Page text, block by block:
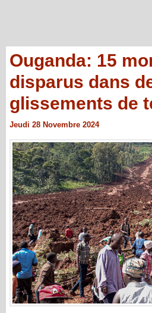
Ouganda: 15
disparus dans
glissements de
Jeudi 28 Novembre 2024